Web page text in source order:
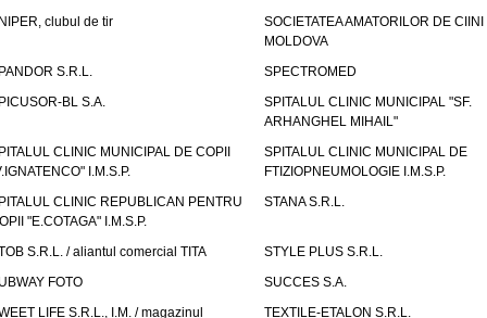
clubul de tir
SOCIETATEA AMATORILOR DE CIINI
MOLDOVA
S.R.L.
SPECTROMED
BL S.A.
SPITALUL CLINIC MUNICIPAL "SF.
ARHANGHEL MIHAIL"
CLINIC MUNICIPAL DE COPII
I.M.S.P.
SPITALUL CLINIC MUNICIPAL DE
FTIZIOPNEUMOLOGIE I.M.S.P.
CLINIC REPUBLICAN PENTRU
"E.COTAGA" I.M.S.P.
STANA S.R.L.
S.R.L. / aliantul comercial TITA
STYLE PLUS S.R.L.
FOTO
SUCCES S.A.
LIFE S.R.L., I.M. / magazinul
TEXTILE-ETALON S.R.L.